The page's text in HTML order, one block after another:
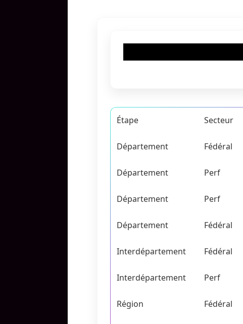
Étape Secteur
Département Fédéral
Département Perf
Département Perf
Département Fédéral
Interdépartement Fédéral
Interdépartement Perf
Région Fédéral